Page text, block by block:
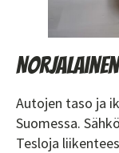
Autojen taso ja
Suomessa.
Tesloja